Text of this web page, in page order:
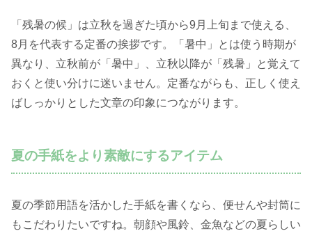
「残暑の候」は立秋を過ぎた頃から9月上旬まで使える、
8月を代表する定番の挨拶です。「暑中」とは使う時期が
異なり、立秋前が「暑中」、立秋以降が「残暑」と覚えて
おくと使い分けに迷いません。定番ながらも、正しく使え
ばしっかりとした文章の印象につながります。
夏の手紙をより素敵にするアイテム
夏の季節用語を活かした手紙を書くなら、便せんや封筒に
もこだわりたいですね。朝顔や風鈴、金魚などの夏らしい